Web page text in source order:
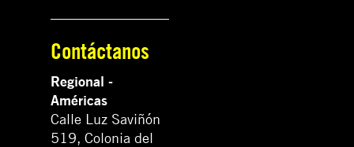
Contáctanos
Regional -
Américas
Calle Luz Saviñón
519, Colonia del